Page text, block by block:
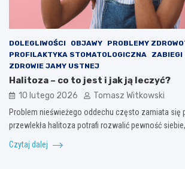
DOLEGLIWOŚCI OBJAWY
PROBLEMY
PROFILAKTYKA STOMATOLOGICZNA
ZABIEGI
ZDROWIE JAMY USTNEJ
Halitoza – co to jest i jak ją leczyć?
10 lutego 2026 Tomasz Witkowski
Problem nieświeżego oddechu często zamiata się
przewlekła halitoza potrafi rozwalić pewność
Czytaj dalej